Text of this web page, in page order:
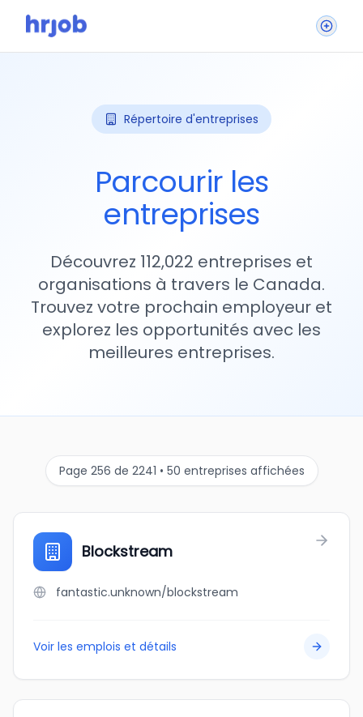
Répertoire d'entreprises
Parcourir les
entreprises
Découvrez 112,022 entreprises et
organisations à travers le Canada.
Trouvez votre prochain employeur et
explorez les opportunités avec les
meilleures entreprises.
Page 256 de 2241 • 50 entreprises affichées
Blockstream
fantastic.unknown/blockstream
Voir les emplois et détails